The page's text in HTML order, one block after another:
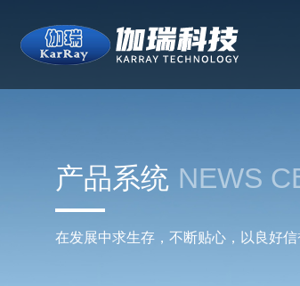
产品系统 NEWS
在发展中求生存，不断贴心，以良好